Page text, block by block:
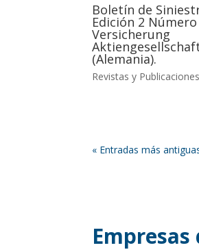
Boletín de
Edición 2 Número
Versicherung
(Alemania).
Revistas y Publicaciones
« Entradas más